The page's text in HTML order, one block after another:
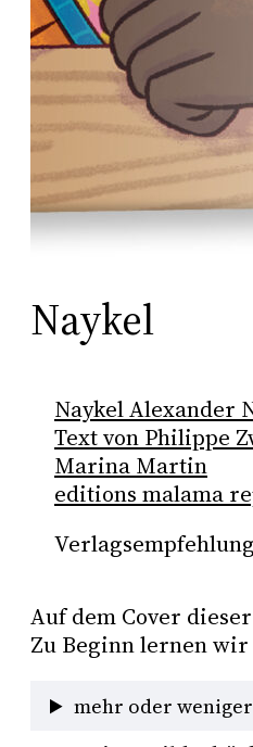
Naykel
Naykel Alexander
Text von Philippe
Marina Martin
editions malama
Auf dem Cover
Zu Beginn lernen
mehr oder